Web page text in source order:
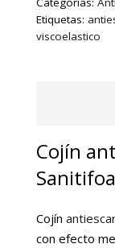
Etiquetas:
viscoelastico
Cojín
Cojín
con efecto